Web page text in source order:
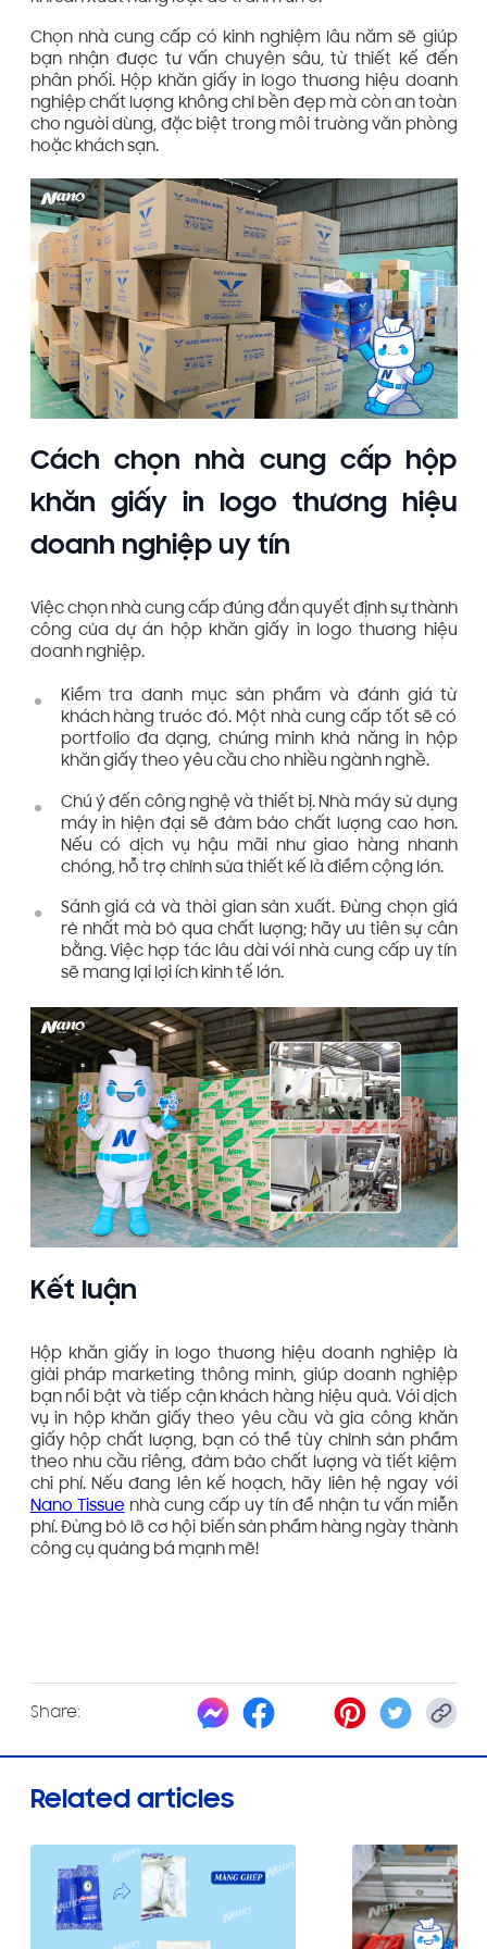
Chọn nhà cung cấp có kinh nghiệm lâu năm sẽ giúp
bạn nhận được tư vấn chuyên sâu, từ thiết kế đến
phân phối. Hộp khăn giấy in logo thương hiệu doanh
nghiệp chất lượng không chỉ bền đẹp mà còn an toàn
cho người dùng, đặc biệt trong môi trường văn phòng
hoặc khách sạn.
Cách chọn nhà cung cấp hộp
khăn giấy in logo thương hiệu
doanh nghiệp uy tín
Việc chọn nhà cung cấp đúng đắn quyết định sự thành
công của dự án hộp khăn giấy in logo thương hiệu
doanh nghiệp.
Kiểm tra danh mục sản phẩm và đánh giá từ
khách hàng trước đó. Một nhà cung cấp tốt sẽ có
portfolio đa dạng, chứng minh khả năng in hộp
khăn giấy theo yêu cầu cho nhiều ngành nghề.
Chú ý đến công nghệ và thiết bị. Nhà máy sử dụng
máy in hiện đại sẽ đảm bảo chất lượng cao hơn.
Nếu có dịch vụ hậu mãi như giao hàng nhanh
chóng, hỗ trợ chỉnh sửa thiết kế là điểm cộng lớn.
Sánh giá cả và thời gian sản xuất. Đừng chọn giá
rẻ nhất mà bỏ qua chất lượng; hãy ưu tiên sự cân
bằng. Việc hợp tác lâu dài với nhà cung cấp uy tín
sẽ mang lại lợi ích kinh tế lớn.
Kết luận
Hộp khăn giấy in logo thương hiệu doanh nghiệp là
giải pháp marketing thông minh, giúp doanh nghiệp
bạn nổi bật và tiếp cận khách hàng hiệu quả. Với dịch
vụ in hộp khăn giấy theo yêu cầu và gia công khăn
giấy hộp chất lượng, bạn có thể tùy chỉnh sản phẩm
theo nhu cầu riêng, đảm bảo chất lượng và tiết kiệm
chi phí. Nếu đang lên kế hoạch, hãy liên hệ ngay với
Nano Tissue nhà cung cấp uy tín để nhận tư vấn miễn
phí. Đừng bỏ lỡ cơ hội biến sản phẩm hàng ngày thành
công cụ quảng bá mạnh mẽ!
Share:
Related articles